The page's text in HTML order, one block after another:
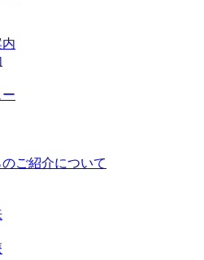
ご紹介について